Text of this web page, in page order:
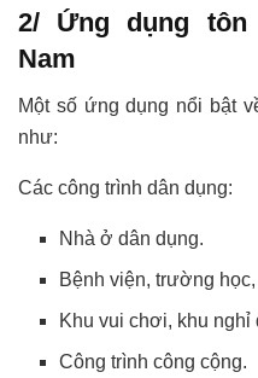
2/ Ứng dụng tôn
Nam
Một số ứng dụng nổi bật
như:
Các công trình dân dụng:
Nhà ở dân dụng.
Bệnh viện, trường
Khu vui chơi, khu nghỉ
Công trình công cộng.